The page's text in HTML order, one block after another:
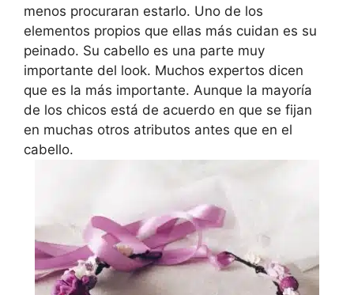
menos procuraran estarlo. Uno de los
elementos propios que ellas más cuidan es su
peinado. Su cabello es una parte muy
importante del look. Muchos expertos dicen
que es la más importante. Aunque la mayoría
de los chicos está de acuerdo en que se fijan
en muchas otros atributos antes que en el
cabello.